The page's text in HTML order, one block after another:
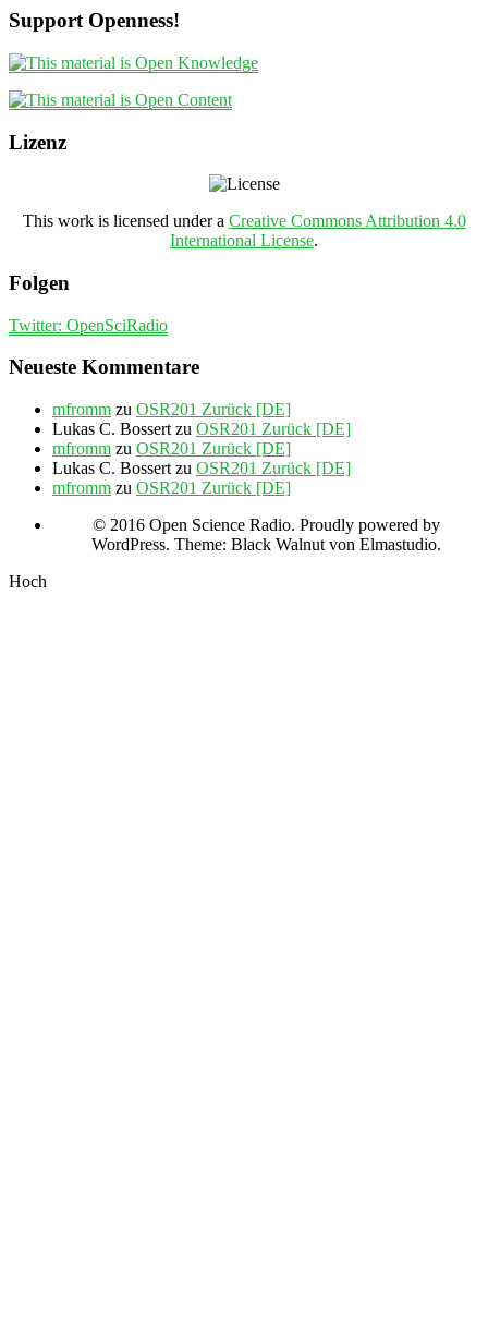
Support Openness!
Lizenz
This work is licensed under a Creative Commons Attribution 4.0
International License.
Folgen
Twitter: OpenSciRadio
Neueste Kommentare
mfromm zu OSR201 Zurück [DE]
Lukas C. Bossert zu OSR201 Zurück [DE]
mfromm zu OSR201 Zurück [DE]
Lukas C. Bossert zu OSR201 Zurück [DE]
mfromm zu OSR201 Zurück [DE]
© 2016 Open Science Radio. Proudly powered by
WordPress. Theme: Black Walnut von Elmastudio.
Hoch